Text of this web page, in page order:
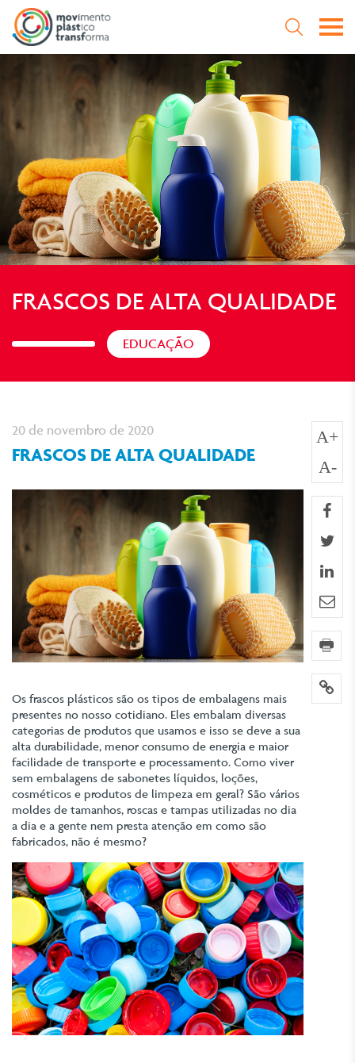
Abrir a
FRASCOS DE ALTA QUALIDADE
EDUCAÇÃO
A+
A-
e-
20 de novembro de 2020
FRASCOS DE ALTA QUALIDADE
Os frascos plásticos são os tipos de embalagens mais
presentes no nosso cotidiano. Eles embalam diversas
categorias de produtos que usamos e isso se deve a sua
alta durabilidade, menor consumo de energia e maior
facilidade de transporte e processamento. Como viver
sem embalagens de sabonetes líquidos, loções,
cosméticos e produtos de limpeza em geral? São vários
moldes de tamanhos, roscas e tampas utilizadas no dia
a dia e a gente nem presta atenção em como são
fabricados, não é mesmo?